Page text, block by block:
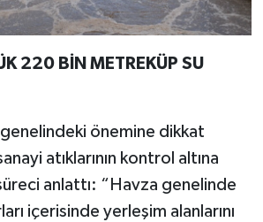
220 BİN METREKÜP SU
önemine dikkat
atıklarının kontrol altına
anlattı: “Havza genelinde
içerisinde yerleşim alanlarını